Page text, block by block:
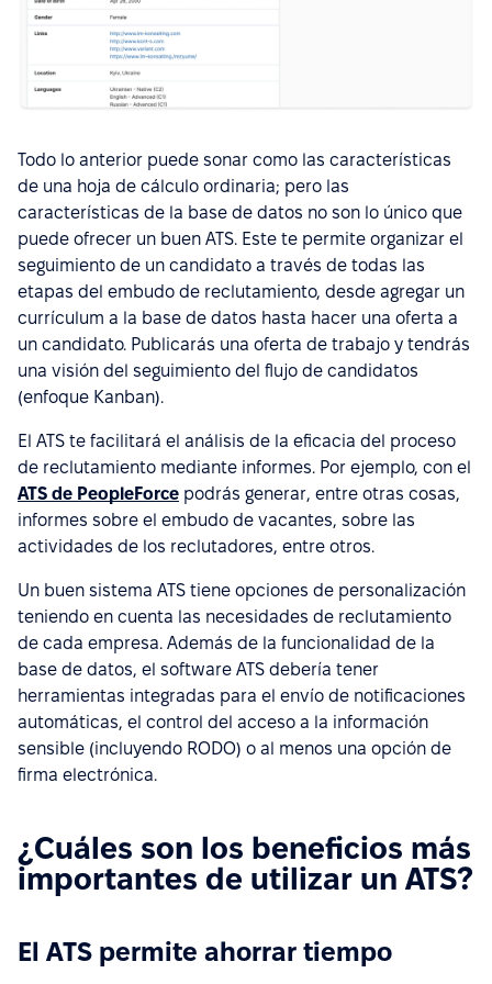
Todo lo anterior puede sonar como las características
de una hoja de cálculo ordinaria; pero las
características de la base de datos no son lo único que
puede ofrecer un buen ATS. Este te permite organizar el
seguimiento de un candidato a través de todas las
etapas del embudo de reclutamiento, desde agregar un
currículum a la base de datos hasta hacer una oferta a
un candidato. Publicarás una oferta de trabajo y tendrás
una visión del seguimiento del flujo de candidatos
(enfoque Kanban).
El ATS te facilitará el análisis de la eficacia del proceso
de reclutamiento mediante informes. Por ejemplo, con el
ATS de PeopleForce podrás generar, entre otras cosas,
informes sobre el embudo de vacantes, sobre las
actividades de los reclutadores, entre otros.
Un buen sistema ATS tiene opciones de personalización
teniendo en cuenta las necesidades de reclutamiento
de cada empresa. Además de la funcionalidad de la
base de datos, el software ATS debería tener
herramientas integradas para el envío de notificaciones
automáticas, el control del acceso a la información
sensible (incluyendo RODO) o al menos una opción de
firma electrónica.
¿Cuáles son los beneficios más
importantes de utilizar un ATS?
El ATS permite ahorrar tiempo